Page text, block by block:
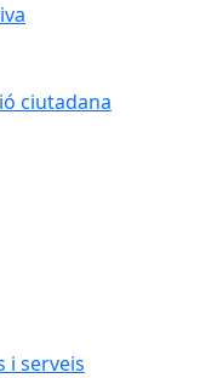
ciutadana
i serveis